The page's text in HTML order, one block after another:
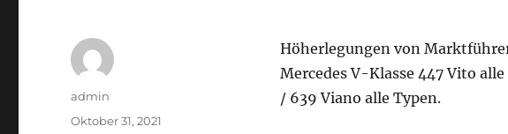
Höherlegungen von
Mercedes V-Klasse 447 Vito
/ 639 Viano alle Typen.
Autor
admin
Veröffentlicht
Oktober 31, 2021